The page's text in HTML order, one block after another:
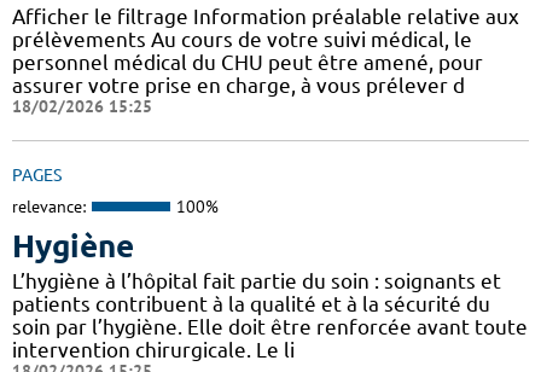
Afficher le filtrage Information préalable relative aux
prélèvements Au cours de votre suivi médical, le
personnel médical du CHU peut être amené, pour
assurer votre prise en charge, à vous prélever d
18/02/2026 15:25
PAGES
relevance: 100%
Hygiène
L’hygiène à l’hôpital fait partie du soin : soignants et
patients contribuent à la qualité et à la sécurité du
soin par l’hygiène. Elle doit être renforcée avant toute
intervention chirurgicale. Le li